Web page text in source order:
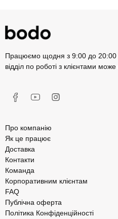
Працюємо щодня з 9:00 до 20:00
відділ по роботі з клієнтами
Про компанію
Як це працює
Доставка
Контакти
Команда
Корпоративним клієнтам
FAQ
Публічна оферта
Політика Конфіденційності